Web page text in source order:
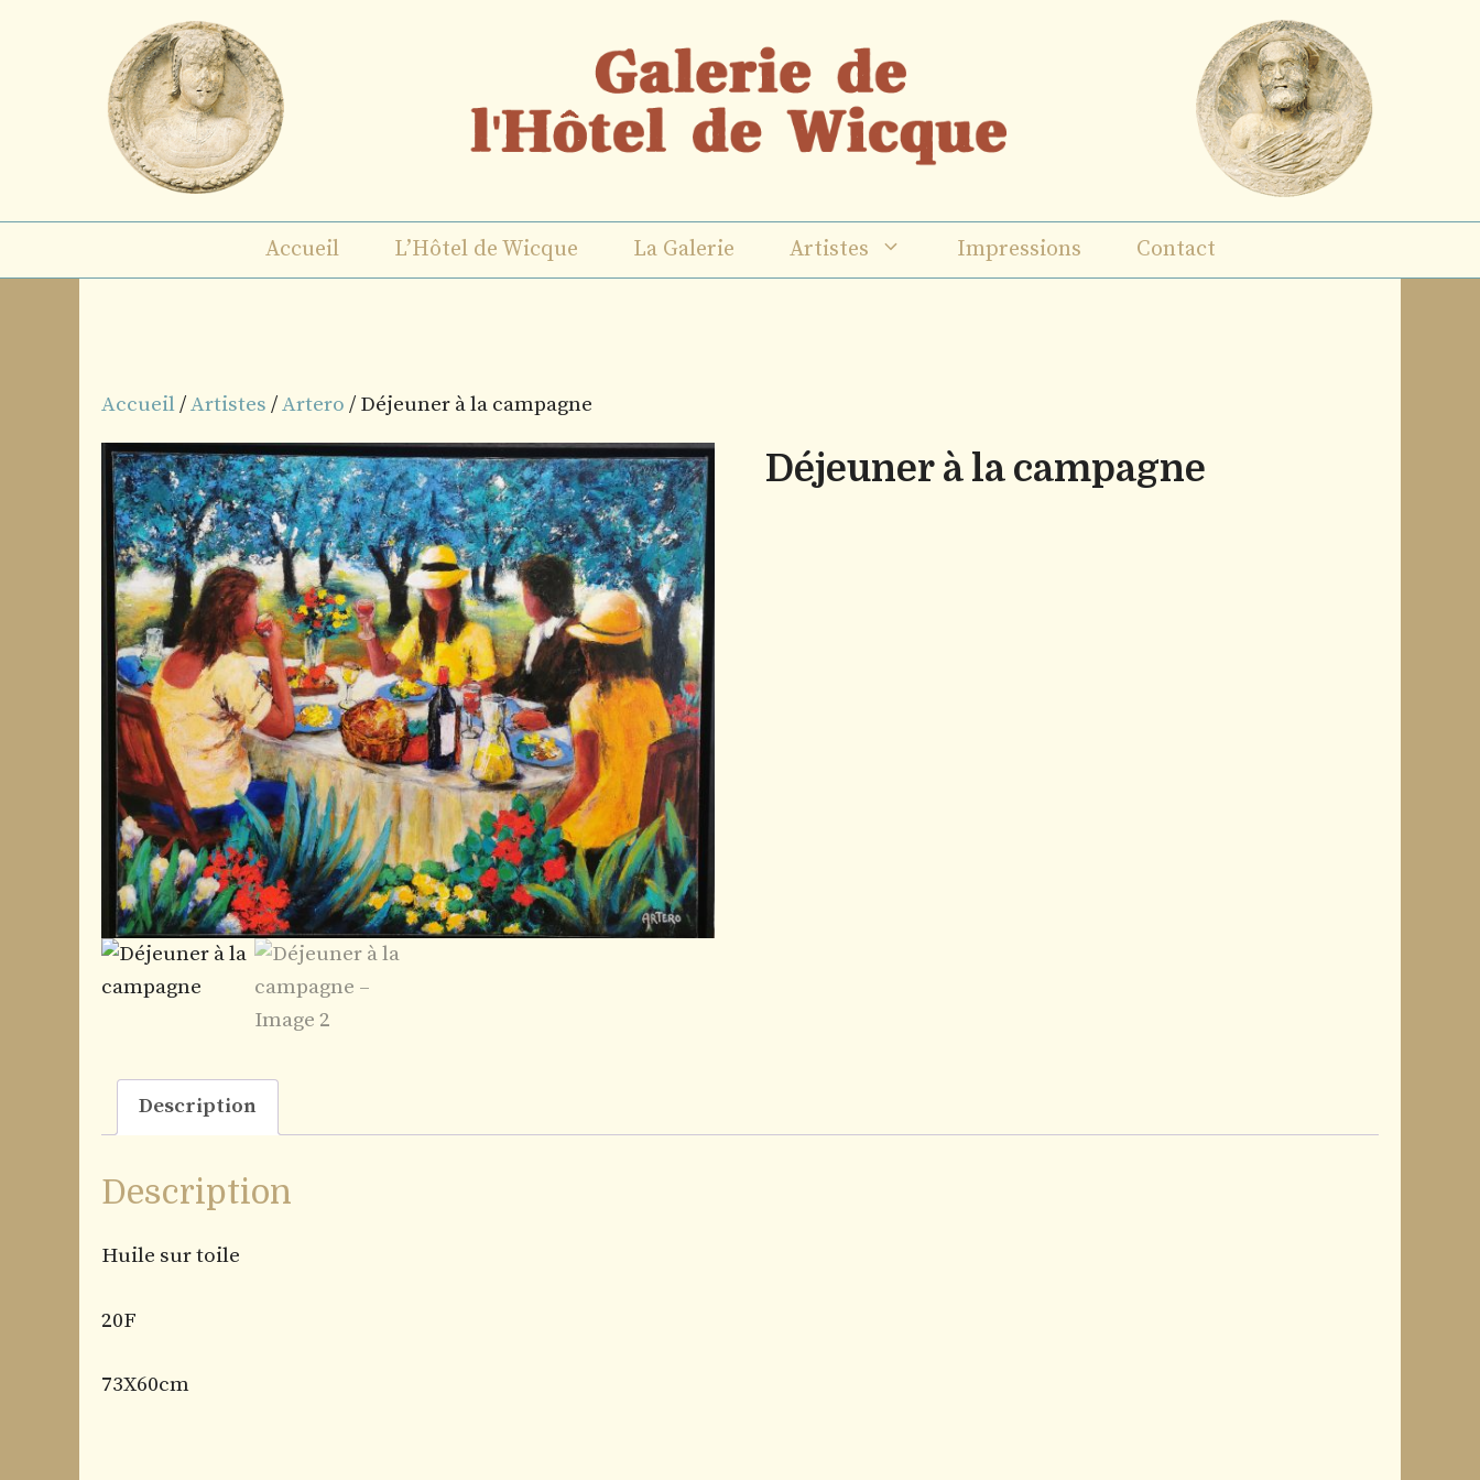
Accueil L’Hôtel de Wicque La Galerie Artistes Impressions Contact
Accueil/Artistes /Artero / Déjeuner à la campagne
Déjeuner à la campagne
Description
Description
Huile sur toile
20F
73X60cm